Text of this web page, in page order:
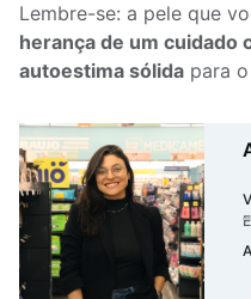
Lembre-se: a pele que
herança de um cuidado
autoestima sólida para